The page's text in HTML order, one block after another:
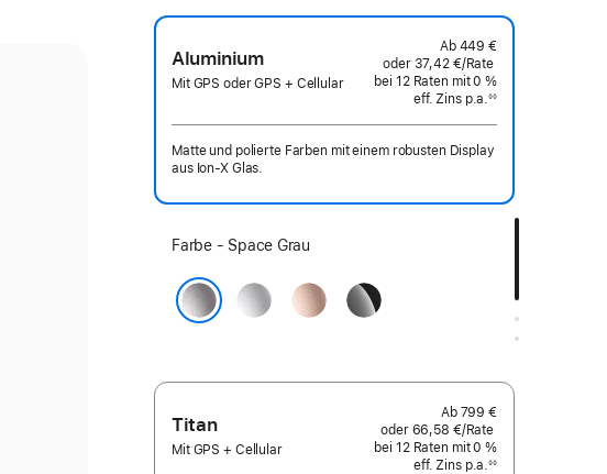
Aluminium
Mit GPS oder GPS + Cellular
Ab 449 €
oder 37,42 €/Rate
bei 12 RatenRaten
mit 0 %
eff. Zins p.a.eff.
◊◊
Matte und polierte Farben mit einem robusten Display
aus Ion‑X Glas.
Wähle
Farbe:
Farbe - Space Grau
Silber RoségoldDiamantschwarz
Titan
Mit GPS + Cellular
Ab 799 €
oder 66,58 €/Rate
bei 12 RatenRaten
mit 0 %
eff. Zins p.a.eff.
◊◊